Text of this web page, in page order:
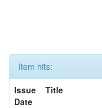
Item hits:
Issue
Date
Title